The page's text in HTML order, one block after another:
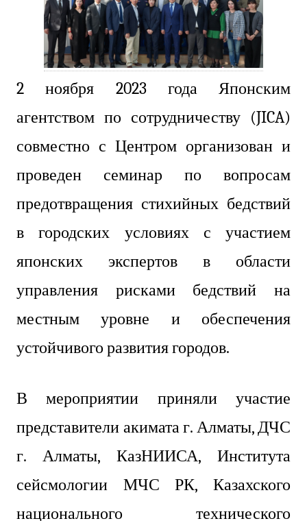
2 ноября 2023 года Японским
агентством по сотрудничеству (JICA)
совместно с Центром организован и
проведен семинар по вопросам
предотвращения стихийных бедствий
в городских условиях с участием
японских экспертов в области
управления рисками бедствий на
местным уровне и обеспечения
устойчивого развития городов.
В мероприятии приняли участие
представители акимата г. Алматы, ДЧС
г. Алматы, КазНИИСА, Института
сейсмологии МЧС РК, Казахского
национального технического